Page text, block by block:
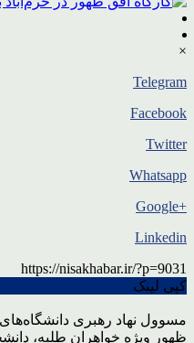
×
Telegram
Facebook
Twitter
Whatsapp
+Google
Linkedin
https://nisakhabar.ir/?p=9031
کپی لینک
مسوول نهاد رهبری
ظهور ویژه خواهران طلبه،